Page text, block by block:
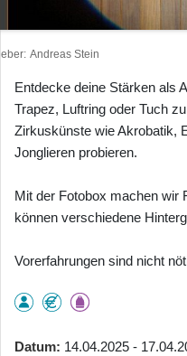
Andreas Stein
Entdecke deine Stärken als
Trapez, Luftring oder Tuch
Zirkuskünste wie Akrobatik,
Jonglieren probieren.
Mit der Fotobox machen wir
können verschiedene
Vorerfahrungen sind nicht
Datum 14.04.2025 -